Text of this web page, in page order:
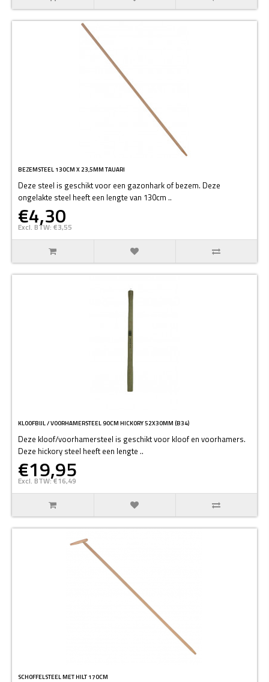
BEZEMSTEEL 130CM X 23,5MM TAUARI
Deze steel is geschikt voor een gazonhark of bezem. Deze
ongelakte steel heeft een lengte van 130cm ..
€4,30
Excl. BTW: €3,55
KLOOFBIJL / VOORHAMERSTEEL 90CM HICKORY 52X30MM (B34)
Deze kloof/voorhamersteel is geschikt voor kloof en voorhamers.
Deze hickory steel heeft een lengte ..
€19,95
Excl. BTW: €16,49
SCHOFFELSTEEL MET HILT 170CM